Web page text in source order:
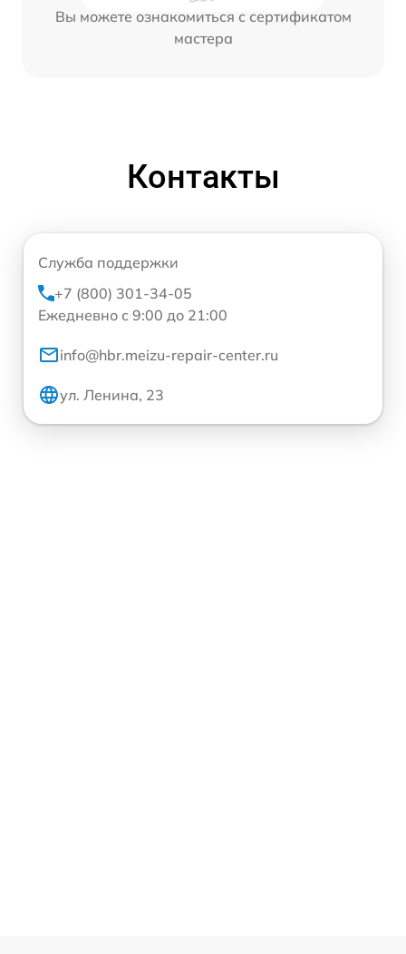
Вы можете ознакомиться с сертификатом
мастера
Контакты
Служба поддержки
+7 (800) 301-34-05
Ежедневно с 9:00 до 21:00
info@hbr.meizu-repair-center.ru
ул. Ленина, 23